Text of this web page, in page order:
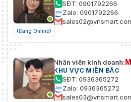
Cài đặt
hình ảnh
nét, độ khuếch
có thể điều chỉnh
duyệt web
Đêm
Dải động
rộng
120 dB
(Đang Online)
SĐT: 0901792266
Zalo: 0901792266
Nhân viên kinh doanh:
KHU VỰC MIỀN BẮC
SĐT: 0936365272
Zalo: 0936365272